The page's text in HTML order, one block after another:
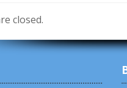
closed.